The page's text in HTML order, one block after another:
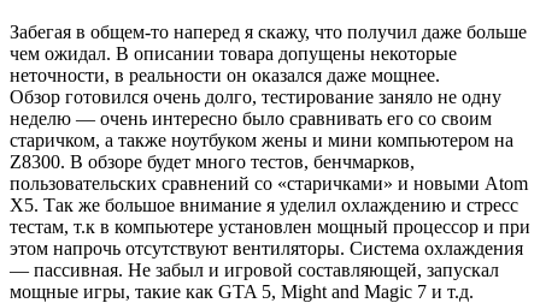
Забегая в общем-то наперед я скажу, что получил даже больше
чем ожидал. В описании товара допущены некоторые
неточности, в реальности он оказался даже мощнее.
Обзор готовился очень долго, тестирование заняло не одну
неделю — очень интересно было сравнивать его со своим
старичком, а также ноутбуком жены и мини компьютером на
Z8300. В обзоре будет много тестов, бенчмарков,
пользовательских сравнений со «старичками» и новыми Atom
X5. Так же большое внимание я уделил охлаждению и стресс
тестам, т.к в компьютере установлен мощный процессор и при
этом напрочь отсутствуют вентиляторы. Система охлаждения
— пассивная. Не забыл и игровой составляющей, запускал
мощные игры, такие как GTA 5, Might and Magic 7 и т.д.